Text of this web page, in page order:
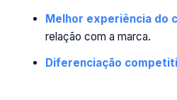
Melhor experiência do
relação com a marca.
Diferenciação